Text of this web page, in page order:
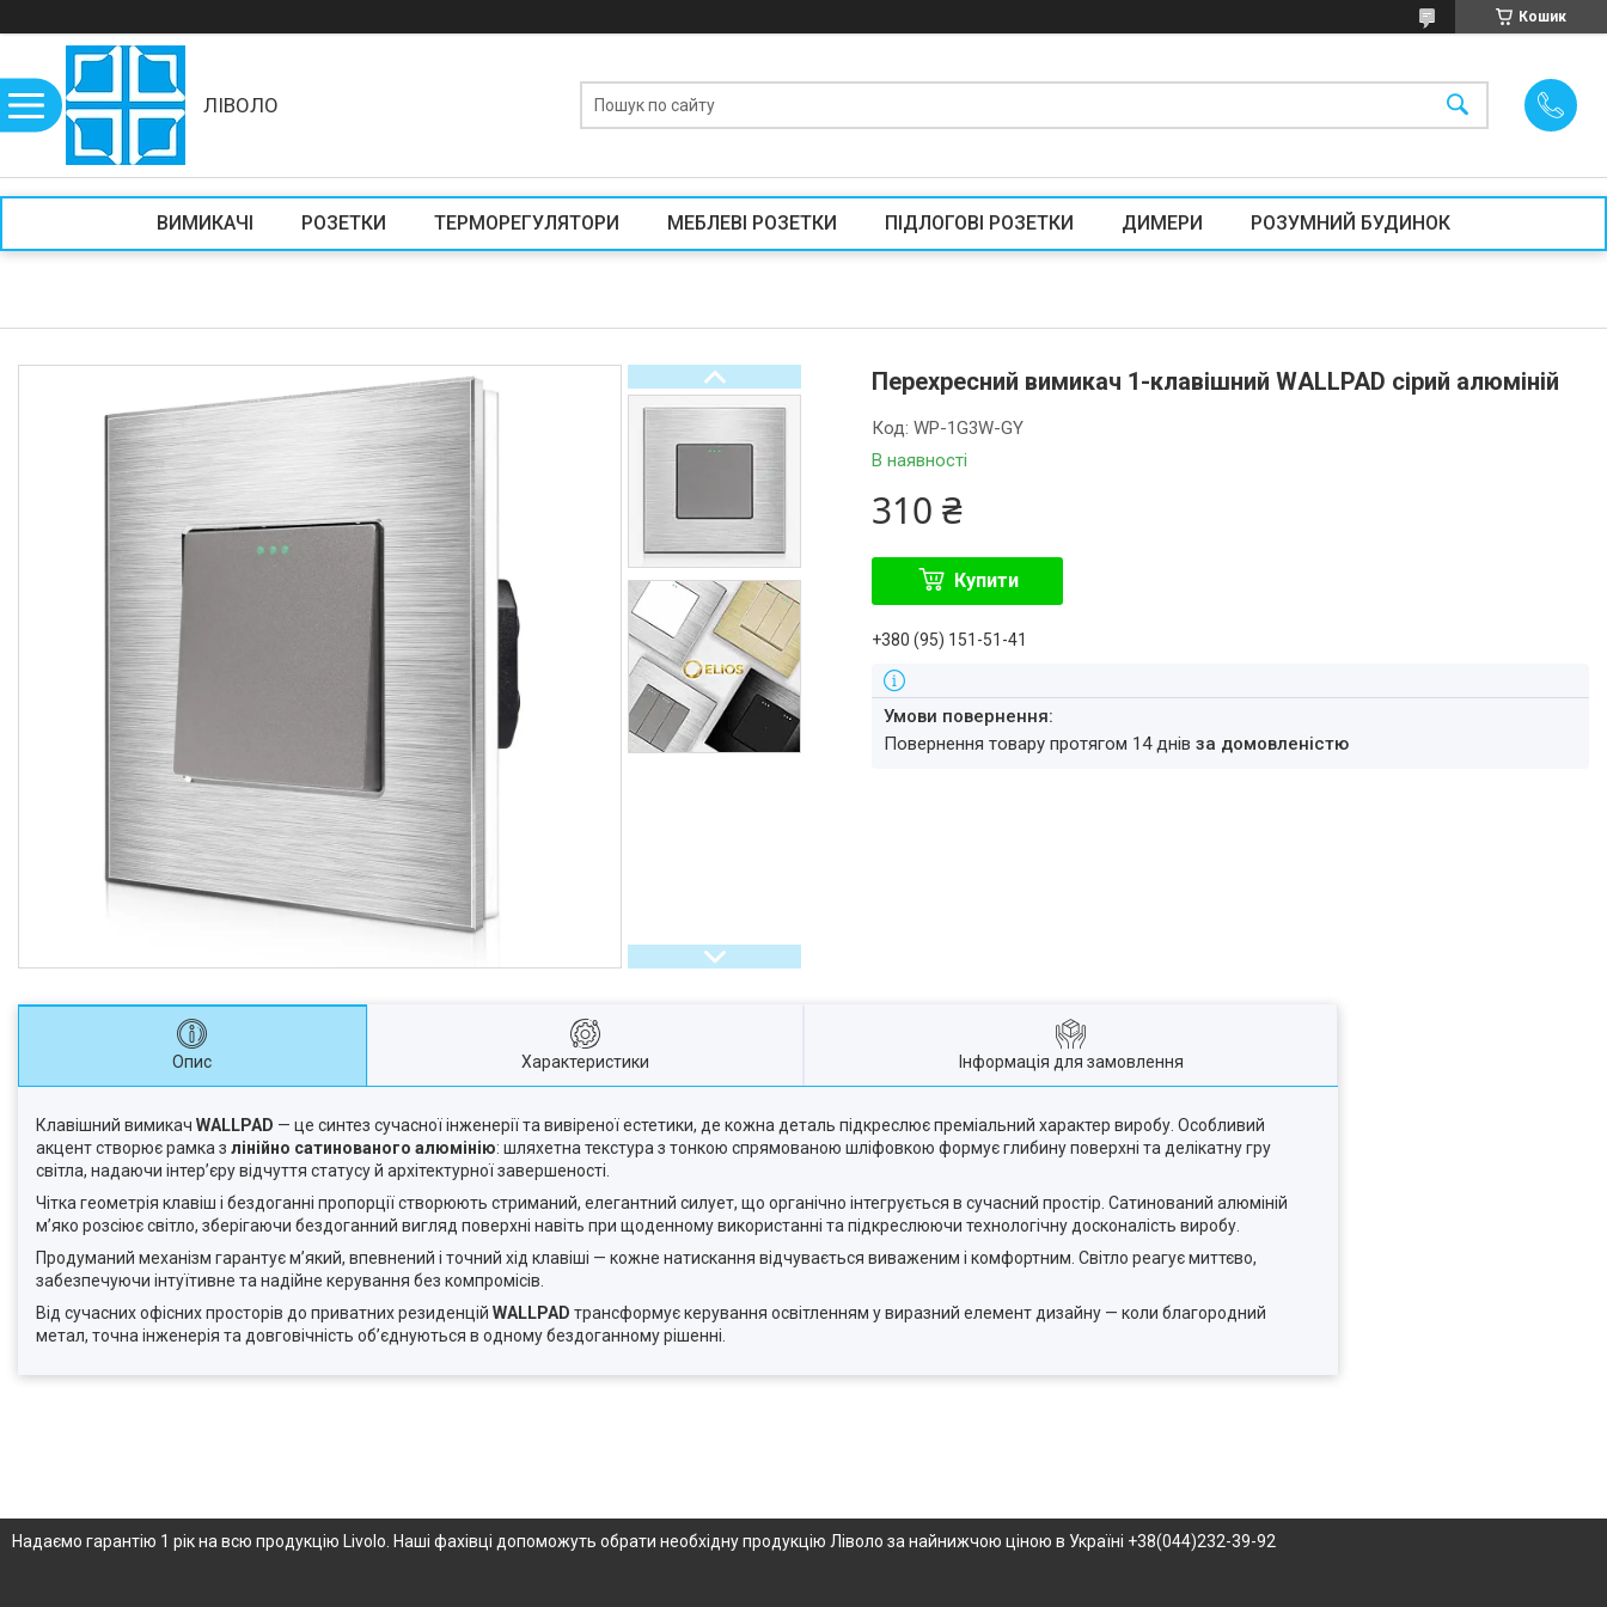
Кошик
ЛІВОЛО
ВИМИКАЧІ РОЗЕТКИ ТЕРМОРЕГУЛЯТОРИ МЕБЛЕВІ РОЗЕТКИ ПІДЛОГОВІ РОЗЕТКИ ДИМЕРИ РОЗУМНИЙ БУДИНОК
Перехресний вимикач 1-клавішний WALLPAD сірий алюміній
В наявності
Код:WP-1G3W-GY
310 ₴
Купити
+380 (95) 151-51-41
повернення товару протягом 14 днівза домовленістю
Опис Характеристики Інформація для замовлення
Клавішний вимикач WALLPAD — це синтез сучасної інженерії та вивіреної естетики, де кожна деталь підкреслює преміальний характер виробу. Особливий
акцент створює рамка з лінійно сатинованого алюмінію: шляхетна текстура з тонкою спрямованою шліфовкою формує глибину поверхні та делікатну гру
світла, надаючи інтер’єру відчуття статусу й архітектурної завершеності.
Чітка геометрія клавіш і бездоганні пропорції створюють стриманий, елегантний силует, що органічно інтегрується в сучасний простір. Сатинований алюміній
м’яко розсіює світло, зберігаючи бездоганний вигляд поверхні навіть при щоденному використанні та підкреслюючи технологічну досконалість виробу.
Продуманий механізм гарантує м’який, впевнений і точний хід клавіші — кожне натискання відчувається виваженим і комфортним. Світло реагує миттєво,
забезпечуючи інтуїтивне та надійне керування без компромісів.
Від сучасних офісних просторів до приватних резиденцій WALLPAD трансформує керування освітленням у виразний елемент дизайну — коли благородний
метал, точна інженерія та довговічність об’єднуються в одному бездоганному рішенні.
Надаємо гарантію 1 рік на всю продукцію Livolo. Наші фахівці допоможуть обрати необхідну продукцію Ліволо за найнижчою ціною в Україні +38(044)232-39-92